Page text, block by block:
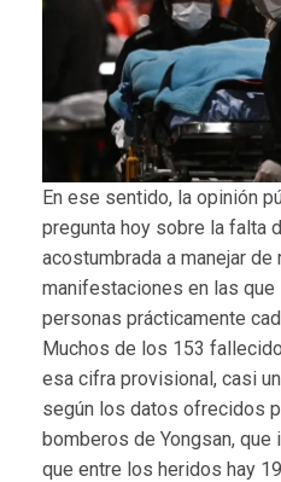
En ese sentido, la opinión
pregunta hoy sobre la falta
acostumbrada a manejar de
manifestaciones en las
personas prácticamente
Muchos de los 153
esa cifra provisional, casi
según los datos ofrecidos
bomberos de Yongsan,
que entre los heridos hay